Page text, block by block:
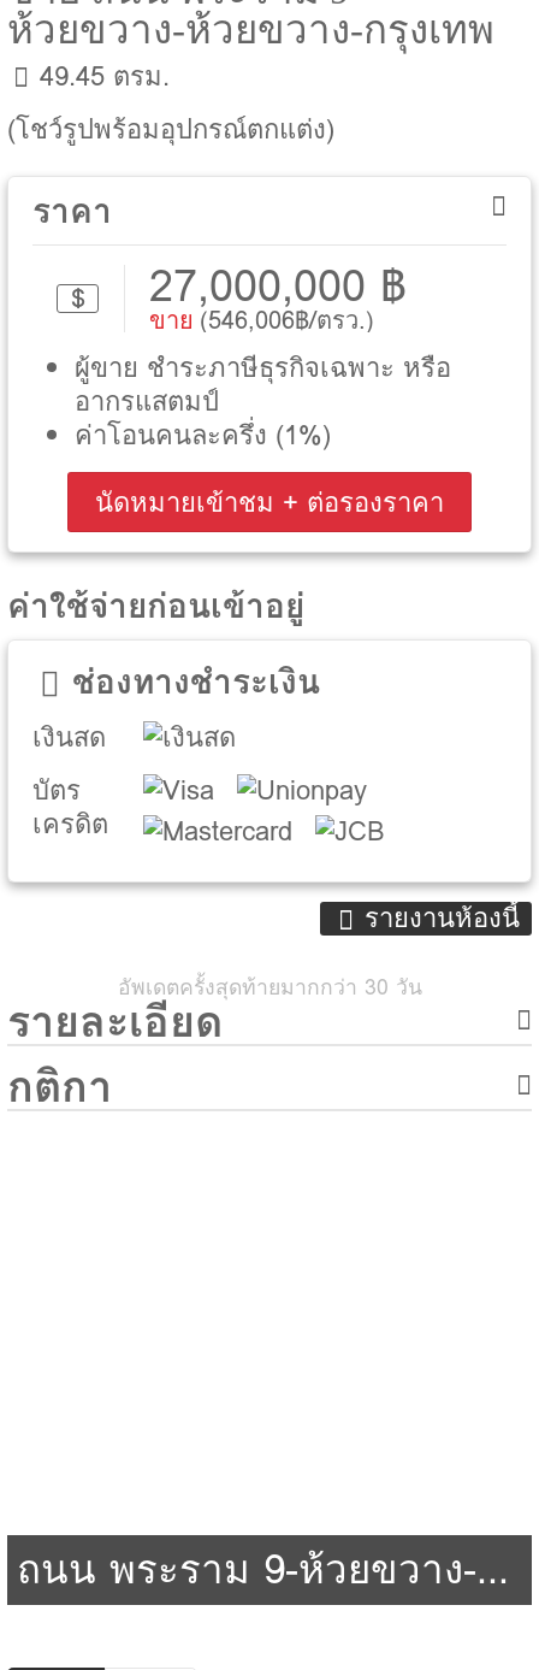
ห้วยขวาง-ห้วยขวาง-กรุงเทพ
49.45 ตรม.
(โชว์รูปพร้อมอุปกรณ์ตกแต่ง)
ราคา
$ 27,000,000 ฿
ขาย (546,006฿/ตรว.)
ผู้ขาย ชำระภาษีธุรกิจเฉพาะ หรือ
อากรแสตมป์
ค่าโอนคนละครึ่ง (1%)
นัดหมายเข้าชม + ต่อรองราคา
ค่าใช้จ่ายก่อนเข้าอยู่
ช่องทางชำระเงิน
เงินสด
บัตร
เครดิต
รายงานห้องนี้
อัพเดตครั้งสุดท้ายมากกว่า 30 วัน
รายละเอียด
กติกา
ถนน พระราม 9-ห้วยขวาง-ห้วยขวาง-กรุงเทพ